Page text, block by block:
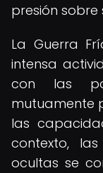
presión sobre
La Guerra
intensa
con las
mutuamente
las
contexto,
ocultas se